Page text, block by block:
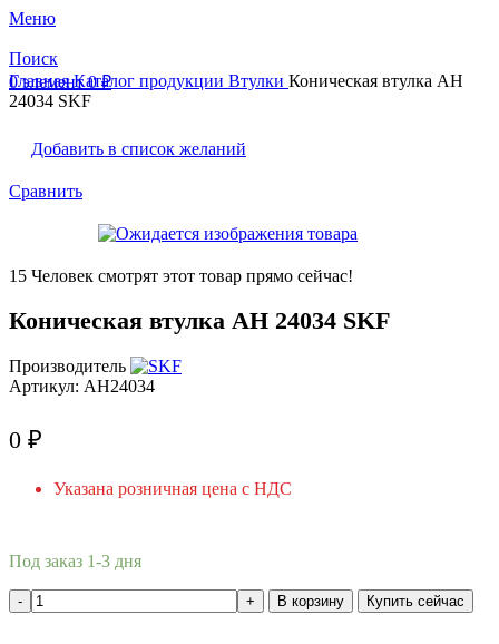
Меню
Поиск
0элемент 0₽
ГлавнаяКаталог продукции Втулки Коническая втулка AH
24034 SKF
Добавить в список желаний
Сравнить
15 Человек смотрят этот товар прямо сейчас!
Коническая втулка AH 24034 SKF
Производитель
Артикул: AH24034
0 ₽
Указана розничная цена с НДС
Под заказ 1-3 дня
В корзину Купить сейчас